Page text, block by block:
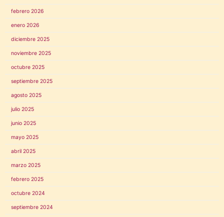
febrero 2026
enero 2026
diciembre 2025
noviembre 2025
octubre 2025
septiembre 2025
agosto 2025
julio 2025
junio 2025
mayo 2025
abril 2025
marzo 2025
febrero 2025
octubre 2024
septiembre 2024